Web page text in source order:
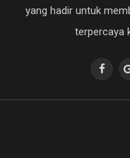
yang hadir untuk
terpercaya